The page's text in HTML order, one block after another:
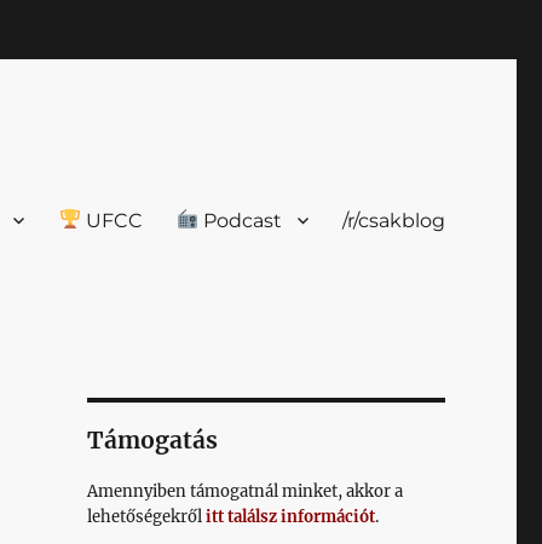
UFCC Podcast /r/csakblog
Támogatás
Amennyiben támogatnál minket, akkor a
lehetőségekrőlitt találsz információt.